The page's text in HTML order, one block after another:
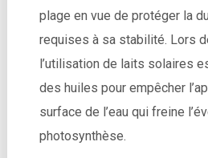
plage en vue de protéger la
requises à sa stabilité. Lors
l’utilisation de laits solaires
des huiles pour empêcher
surface de l’eau qui freine
photosynthèse.